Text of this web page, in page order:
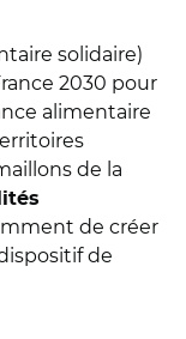
solidaire)
2030 pour
alimentaire
de la
de créer
de